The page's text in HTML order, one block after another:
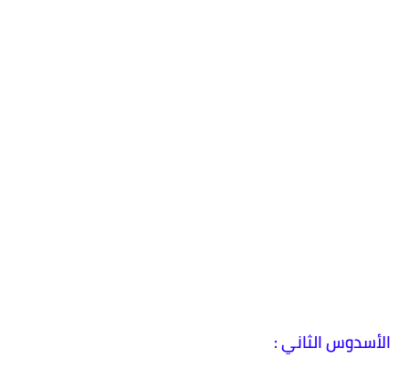
الأسدوس الثاني :